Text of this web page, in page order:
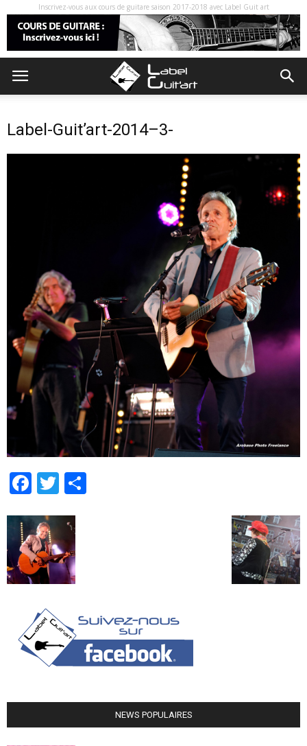
Inscrivez-vous aux cours de guitare saison 2017-2018 avec Label Guit art
Label-Guit’art-2014–3-
Facebook
Twitter
NEWS POPULAIRES